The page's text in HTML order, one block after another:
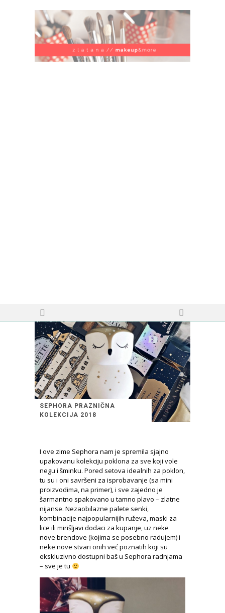
SEPHORA PRAZNIČNA
KOLEKCIJA 2018
I ove zime Sephora nam je spremila sjajno
upakovanu kolekciju poklona za sve koji vole
negu i šminku. Pored setova idealnih za poklon,
tu su i oni savršeni za isprobavanje (sa mini
proizvodima, na primer), i sve zajedno je
šarmantno spakovano u tamno plavo – zlatne
nijanse. Nezaobilazne palete senki,
kombinacije najpopularnijih ruževa, maski za
lice ili mirišljavi dodaci za kupanje, uz neke
nove brendove (kojima se posebno radujem) i
neke nove stvari onih već poznatih koji su
ekskluzivno dostupni baš u Sephora radnjama
– sve je tu